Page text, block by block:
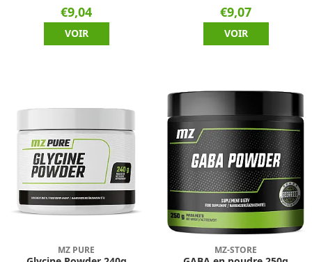
€9,04
VOIR
€9,07
VOIR
MZ PURE MZ-STORE